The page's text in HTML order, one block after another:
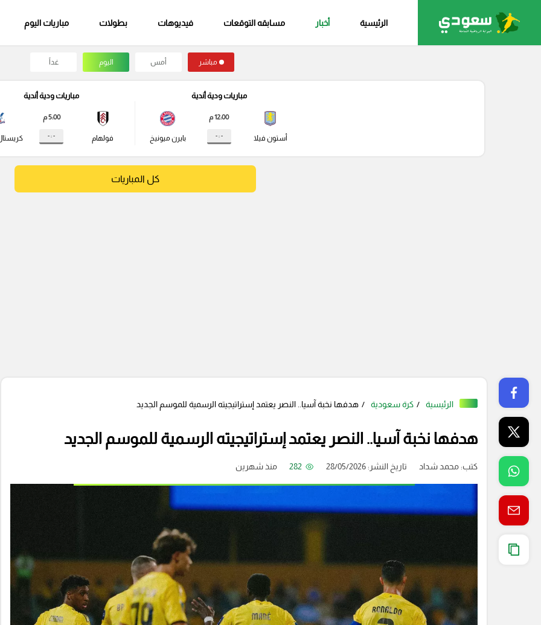
الرئيسية أخبار مسابقه التوقعات فيديوهات بطولات مباريات اليوم
مباشر أمس اليوم غداً
مباريات ودية أندية
أستون فيلا
12:00 م
- : - بايرن ميونيخ
مباريات ودية أندية
فولهام
5:00 م
- : -
كل المباريات
الرئيسية كرة سعودية هدفها نخبة آسيا.. النصر يعتمد إستراتيجيته الرسمية للموسم الجديد
هدفها نخبة آسيا.. النصر يعتمد إستراتيجيته الرسمية للموسم الجديد
كتب:محمد شداد تاريخ النشر: 28/05/2026 282 منذ شهرين